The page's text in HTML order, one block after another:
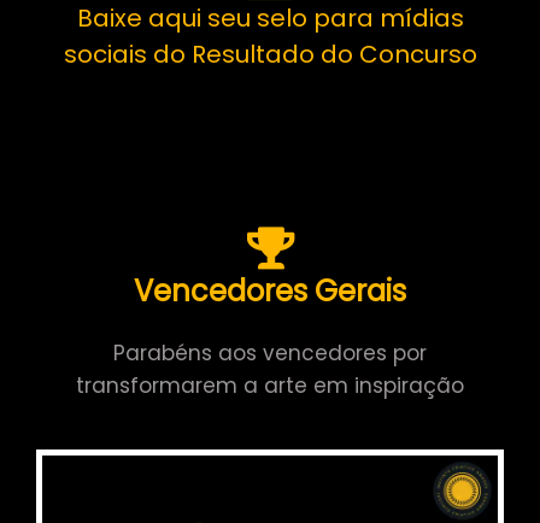
Baixe aqui seu selo para mídias
sociais do Resultado do Concurso
Vencedores Gerais
Parabéns aos vencedores por
transformarem a arte em inspiração